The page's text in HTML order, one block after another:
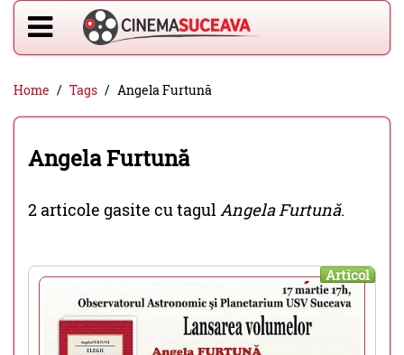
Home Tags Angela Furtună
Angela Furtună
2 articole gasite cu tagulAngela Furtună.
Articol